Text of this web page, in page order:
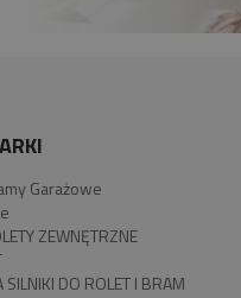
Garażowe
ZEWNĘTRZNE
DO ROLET I BRAM